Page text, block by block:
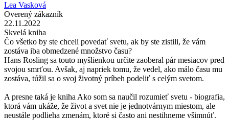
Lea Vasková
Overený zákazník
22.11.2022
Skvelá kniha
Čo všetko by ste chceli povedať svetu, ak by ste zistili, že vám
zostáva iba obmedzené množstvo času?
Hans Rosling sa touto myšlienkou určite zaoberal pár mesiacov pred
svojou smrťou. Avšak, aj napriek tomu, že vedel, ako málo času mu
zostáva, túžil sa o svoj životný príbeh podeliť s celým svetom.
A presne taká je kniha Ako som sa naučil rozumieť svetu - biografia,
ktorá vám ukáže, že život a svet nie je jednotvárnym miestom, ale
neustále podlieha zmenám, ktoré si často ani nestihneme všimnúť.